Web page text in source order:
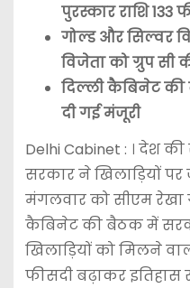
पुरस्कार राशि 133
गोल्ड और सिल्वर
विजेता को ग्रुप सी
दिल्ली कैबिनेट
दी गई मंजूरी
Delhi Cabinet : । देश
सरकार ने खिलाड़ियों
मंगलवार को सीएम रेखा
कैबिनेट की बैठक में
खिलाड़ियों को मिलने
फीसदी बढ़ाकर इतिहास